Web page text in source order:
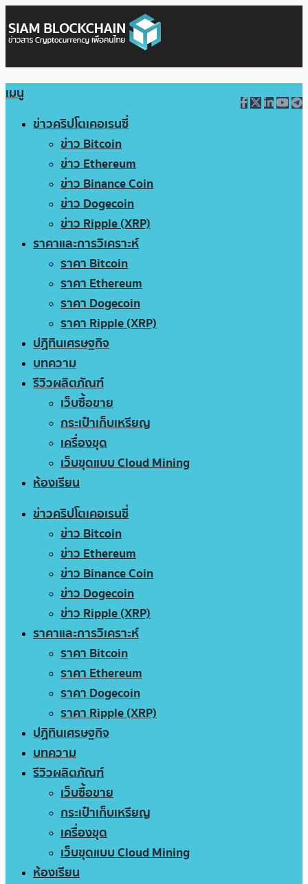
เมนู
ข่าวคริปโตเคอเรนซี่
ข่าว Bitcoin
ข่าว Ethereum
ข่าว Binance Coin
ข่าว Dogecoin
ข่าว Ripple (XRP)
ราคาและการวิเคราะห์
ราคา Bitcoin
ราคา Ethereum
ราคา Dogecoin
ราคา Ripple (XRP)
ปฏิทินเศรษฐกิจ
บทความ
รีวิวผลิตภัณฑ์
เว็บซื้อขาย
กระเป๋าเก็บเหรียญ
เครื่องขุด
เว็บขุดแบบ Cloud Mining
ห้องเรียน
ข่าวคริปโตเคอเรนซี่
ข่าว Bitcoin
ข่าว Ethereum
ข่าว Binance Coin
ข่าว Dogecoin
ข่าว Ripple (XRP)
ราคาและการวิเคราะห์
ราคา Bitcoin
ราคา Ethereum
ราคา Dogecoin
ราคา Ripple (XRP)
ปฏิทินเศรษฐกิจ
บทความ
รีวิวผลิตภัณฑ์
เว็บซื้อขาย
กระเป๋าเก็บเหรียญ
เครื่องขุด
เว็บขุดแบบ Cloud Mining
ห้องเรียน